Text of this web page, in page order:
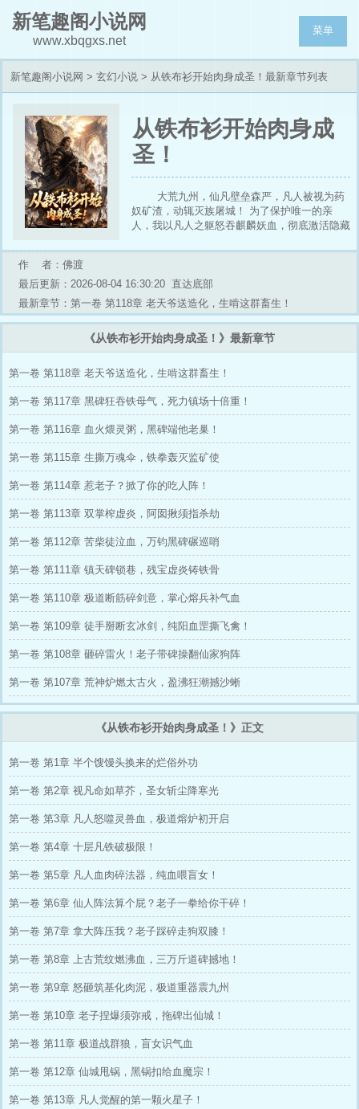
新笔趣阁小说网
www.xbqgxs.net
菜单
新笔趣阁小说网 > 玄幻小说 > 从铁布衫开始肉身成圣！最新章节列表
从铁布衫开始肉身成
圣！
大荒九州，仙凡壁垒森严，凡人被视为药
奴矿渣，动辄灭族屠城！ 为了保护唯一的亲
人，我以凡人之躯怒吞麒麟妖血，彻底激活隐藏
权，别人辛辛苦苦吸收天地灵气，我直接把外功
个修仙界迎来了最不可理喻的恐怖梦魇！ 绝世
剑仙一剑寒光十九州？不好意思，连我的一点油
皮都擦不破！ 仙道圣主手持顶级灵宝镇压虚
空？老子举起十万斤的上古道碑，一寸寸把你的
骨头全部砸成肉泥！ 不求长生，不问仙道，我
就用最原始的暴力，把这腐朽的九州仙盟彻底打
穿！ 直到那天，仙界大门打开，九天上仙降临
凡尘准备收割下界气血。 我赤着上身，背后浮
现万丈荒神虚影，一拳轰烂了九重天门！ “是谁
定的规矩凡人必须跪着死？！今日，老子让你们
诸天神佛，全都得给我跪下！”
作 者：佛渡
最后更新：2026-08-04 16:30:20 直达底部
最新章节：第一卷 第118章 老天爷送造化，生啃这群畜生！
《从铁布衫开始肉身成圣！》最新章节
第一卷 第118章 老天爷送造化，生啃这群畜生！
第一卷 第117章 黑碑狂吞铁母气，死力镇场十倍重！
第一卷 第116章 血火煨灵粥，黑碑端他老巢！
第一卷 第115章 生撕万魂伞，铁拳轰灭监矿使
第一卷 第114章 惹老子？掀了你的吃人阵！
第一卷 第113章 双掌榨虚炎，阿囡揪须指杀劫
第一卷 第112章 苦柴徒泣血，万钧黑碑碾巡哨
第一卷 第111章 镇天碑锁巷，残宝虚炎铸铁骨
第一卷 第110章 极道断筋碎剑意，掌心熔兵补气血
第一卷 第109章 徒手掰断玄冰剑，纯阳血罡撕飞禽！
第一卷 第108章 砸碎雷火！老子带碑操翻仙家狗阵
第一卷 第107章 荒神炉燃太古火，盈沸狂潮撼沙蜥
《从铁布衫开始肉身成圣！》正文
第一卷 第1章 半个馊馒头换来的烂俗外功
第一卷 第2章 视凡命如草芥，圣女斩尘降寒光
第一卷 第3章 凡人怒噬灵兽血，极道熔炉初开启
第一卷 第4章 十层凡铁破极限！
第一卷 第5章 凡人血肉碎法器，纯血喂盲女！
第一卷 第6章 仙人阵法算个屁？老子一拳给你干碎！
第一卷 第7章 拿大阵压我？老子踩碎走狗双膝！
第一卷 第8章 上古荒纹燃沸血，三万斤道碑撼地！
第一卷 第9章 怒砸筑基化肉泥，极道重器震九州
第一卷 第10章 老子捏爆须弥戒，拖碑出仙城！
第一卷 第11章 极道战群狼，盲女识气血
第一卷 第12章 仙城甩锅，黑锅扣给血魔宗！
第一卷 第13章 凡人觉醒的第一颗火星子！